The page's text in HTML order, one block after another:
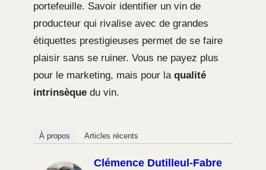
portefeuille. Savoir identifier un vin de
producteur qui rivalise avec de grandes
étiquettes prestigieuses permet de se faire
plaisir sans se ruiner. Vous ne payez plus
pour le marketing, mais pour la qualité
intrinsèque du vin.
À propos Articles récents
Clémence Dutilleul-Fabre